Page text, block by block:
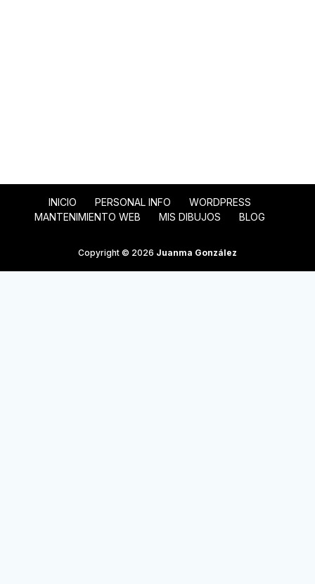
INICIO PERSONAL INFO
WORDPRESS
MANTENIMIENTO WEB
MIS DIBUJOS BLOG
Copyright © 2026 Juanma González